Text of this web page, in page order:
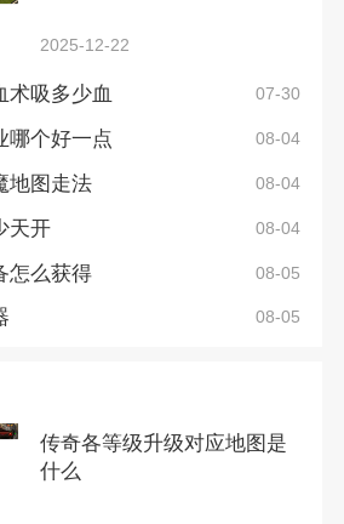
2025-12-22
术吸多少血 07-30
哪个好一点 08-04
地图走法 08-04
天开 08-04
怎么获得 08-05
08-05
传奇各等级升级对应地图是
什么